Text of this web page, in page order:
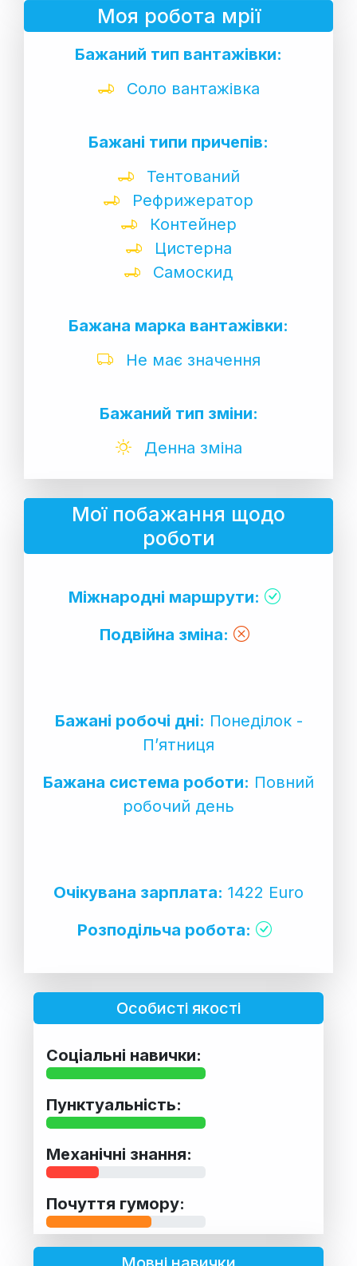
Моя робота мрії
Бажаний тип вантажівки:
Соло вантажівка
Бажані типи причепів:
Тентований
Рефрижератор
Контейнер
Цистерна
Самоскид
Бажана марка вантажівки:
Не має значення
Бажаний тип зміни:
Денна зміна
Мої побажання щодо
роботи
Міжнародні маршрути:
Подвійна зміна:
Бажані робочі дні: Понеділок -
П’ятниця
Бажана система роботи: Повний
робочий день
Очікувана зарплата: 1422 Euro
Розподільча робота:
Особисті якості
Соціальні навички:
Пунктуальність:
Механічні знання:
Почуття гумору: